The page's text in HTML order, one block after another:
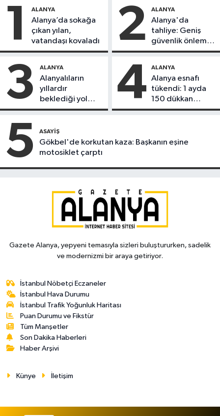
1 ALANYA
Alanya’da sokağa
çıkan yılan,
vatandaşı kovaladı
2 ALANYA
Alanya'da
tahliye: Geniş
güvenlik önlemi
alındı
3 ALANYA
Alanyalıların
yıllardır
beklediği yol
askıdan döndü
4 ALANYA
Alanya esnafı
tükendi: 1 ayda
150 dükkan
kapandı
5 ASAYIŞ
Gökbel'de korkutan kaza: Başkanın eşine
motosiklet çarptı
Gazete Alanya, yepyeni temasıyla sizleri buluştururken, sadelik
ve modernizmi bir araya getiriyor.
İstanbul Nöbetçi Eczaneler
İstanbul Hava Durumu
İstanbul Trafik Yoğunluk Haritası
Puan Durumu ve Fikstür
Tüm Manşetler
Son Dakika Haberleri
Haber Arşivi
Künye İletişim